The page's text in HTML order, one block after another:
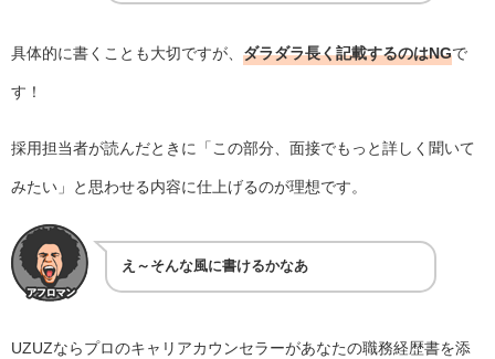
具体的に書くことも大切ですが、 ダラダラ長く記載するのはNGで
す！
採用担当者が読んだときに「この部分、面接でもっと詳しく聞いて
みたい」と思わせる内容に仕上げるのが理想です。
え～そんな風に書けるかなあ
UZUZならプロのキャリアカウンセラーがあなたの職務経歴書を添